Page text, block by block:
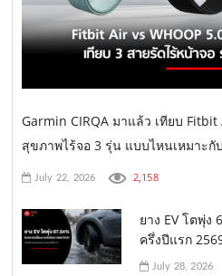
Garmin CIRQA มาแล้ว เทียบ Fitbit
สุขภาพไร้จอ 3 รุ่น แบบไหนเหมาะกั
July 22, 2026 2,158
ยาง EV โตพุ่ง
ครึ่งปีแรก
July 28, 2026